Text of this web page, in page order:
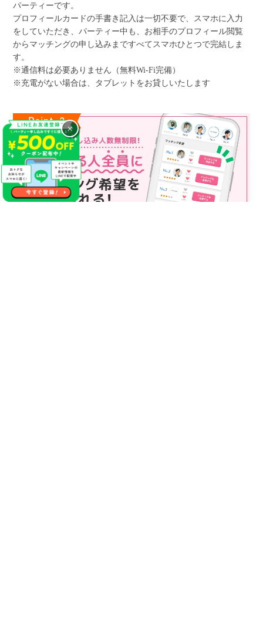
パーティーです。
プロフィールカードの手書き記入は一切不要で、スマホに入力
をしていただき、パーティー中も、お相手のプロフィール閲覧
からマッチングの申し込みまですべてスマホひとつで完結しま
す。
※通信料は必要ありません（無料Wi-Fi完備）
※充電がない場合は、タブレットをお貸しいたします
×